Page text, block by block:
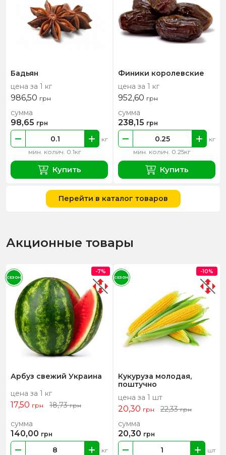
Бадьян
цена за 1 кг
986,50 грн
мин. колич. 0.1кг
кг
сумма
98,65 грн
Купить
Финики королевские
цена за 1 кг
952,60 грн
мин. колич. 0.25кг
кг
сумма
238,15 грн
Купить
Перейти в каталог товаров
Акционные товары
Арбуз свежий Украина
цена за 1 кг
17,50 грн 18,73грн
кг
сумма
140,00 грн
-7%
СЕЗОН
Кукуруза молодая,
поштучно
цена за 1 шт
20,30 грн 22,33грн
шт
сумма
20,30 грн
-10%
СЕЗОН